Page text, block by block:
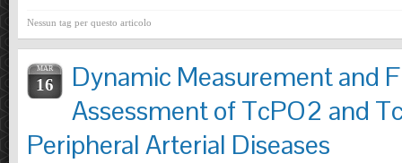
Nessun tag per questo articolo
MAR
16
Dynamic Measurement and
Assessment of TcPO2 and
Peripheral Arterial Diseases